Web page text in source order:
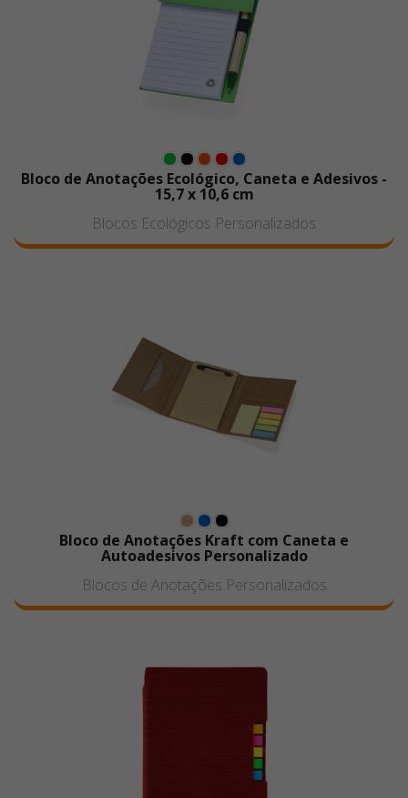
Bloco de Anotações Ecológico, Caneta e Adesivos -
15,7 x 10,6 cm
Blocos Ecológicos Personalizados
Bloco de Anotações Kraft com Caneta e
Autoadesivos Personalizado
Blocos de Anotações Personalizados